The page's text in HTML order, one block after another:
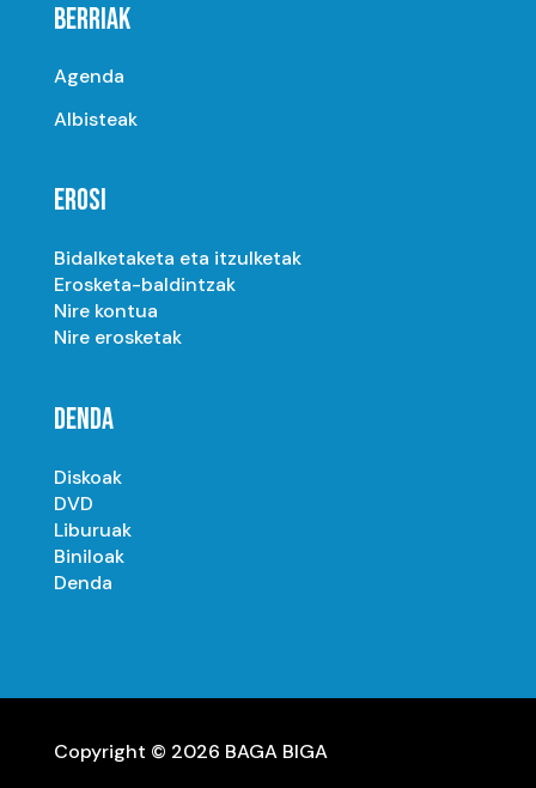
BERRIAK
Agenda
Albisteak
EROSI
Bidalketaketa eta itzulketak
Erosketa-baldintzak
Nire kontua
Nire erosketak
DENDA
Diskoak
DVD
Liburuak
Biniloak
Denda
Copyright © 2026 BAGA BIGA